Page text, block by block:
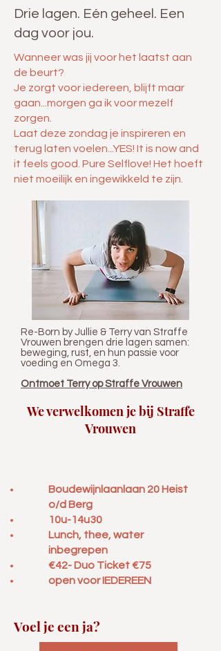
Drie lagen. Eén geheel. Een
dag voor jou.
Wanneer was jij voor het laatst aan
de beurt?
Je zorgt voor iedereen, blijft maar
gaan...morgen ga ik voor mezelf
zorgen.
Laat deze zondag je inspireren en
terug laten voelen...YES! It is now and
it feels good. Pure Selflove! Het hoeft
niet moeilijk en ingewikkeld te zijn.
Re-Born by Jullie & Terry van Straffe
Vrouwen brengen drie lagen samen:
beweging, rust, en hun passie voor
voeding en Omega 3.
Ontmoet Terry op Straffe Vrouwen
We verwelkomen je bij Straffe
Vrouwen
Boudewijnlaanlaan 20 Heist
o/d Berg
10u-14u30
Lunch, thee, water
inbegrepen
€42- Duo Ticket €75
open voor IEDEREEN
Voel je een ja?